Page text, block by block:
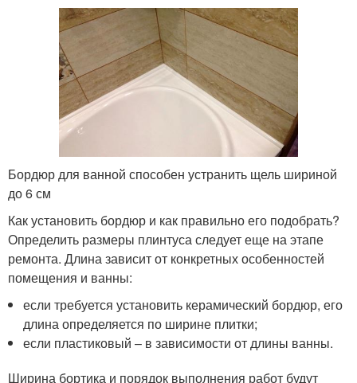
Бордюр для ванной способен устранить щель шириной
до 6 см
Как установить бордюр и как правильно его подобрать?
Определить размеры плинтуса следует еще на этапе
ремонта. Длина зависит от конкретных особенностей
помещения и ванны:
если требуется установить керамический бордюр, его
длина определяется по ширине плитки;
если пластиковый – в зависимости от длины ванны.
Ширина бортика и порядок выполнения работ будут